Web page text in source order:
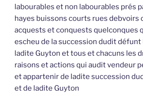
labourables et non labourables prés
hayes buissons courts rues debvoirs
acquests et conquests quelconques
escheu de la succession dudit défunt
ladite Guyton et tous et chacuns les
raisons et actions qui audit vendeur
et appartenir de ladite succession
et de ladite Guyton